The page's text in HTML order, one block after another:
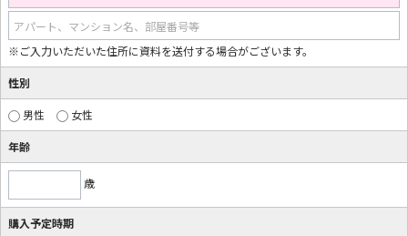
アパート、マンション名、部屋番号等
※ご入力いただいた住所に資料を送付する場合がございます。
性別
男性 女性
年齢
歳
購入予定時期